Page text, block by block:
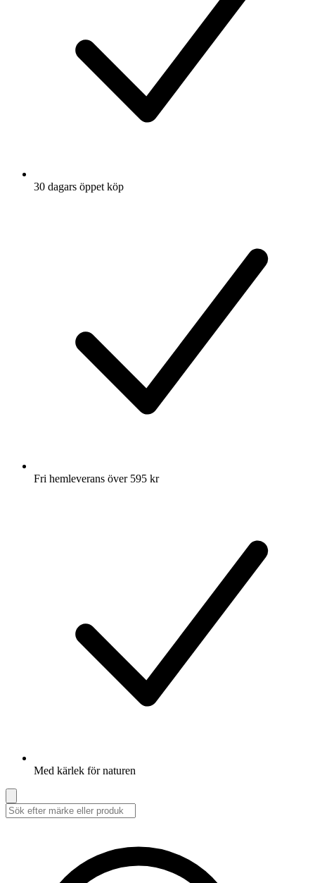
30 dagars öppet köp
Fri hemleverans över 595 kr
Med kärlek för naturen